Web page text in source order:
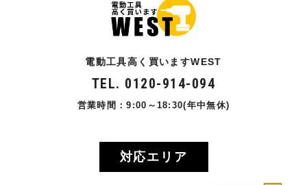
電動工具高く買いますWEST
TEL. 0120-914-094
営業時間：9:00～18:30(年中無休)
対応エリア